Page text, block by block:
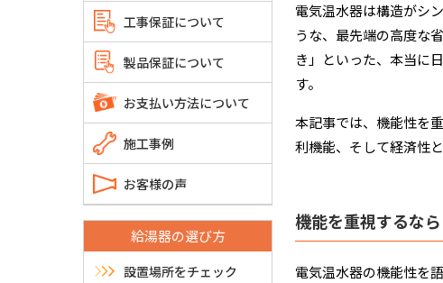
工事保証について
製品保証について
お支払い方法について
施工事例
お客様の声
給湯器の選び方
設置場所をチェック
電気温水器は構造がシ
うな、最先端の高度な
き」といった、本当に
す。
本記事では、機能性を
利機能、そして経済性
機能を重視するな
電気温水器の機能性を